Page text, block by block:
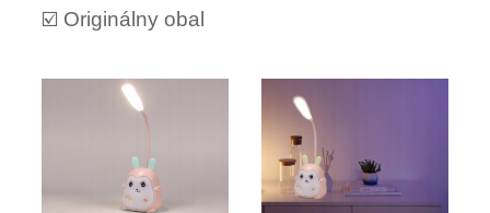
☑️ Originálny obal